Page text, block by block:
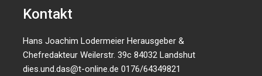
Kontakt
Hans Joachim Lodermeier Herausgeber &
Chefredakteur Weilerstr. 39c 84032 Landshut
dies.und.das@t-online.de 0176/64349821